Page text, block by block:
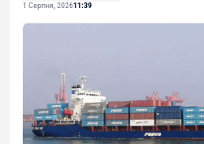
1 Серпня, 202611:39